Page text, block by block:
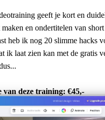
geeft je kort en
en ondertitelen van
heb ik nog 20 slimme hacks
ik laat zien kan met de gratis
van deze training: €45,-